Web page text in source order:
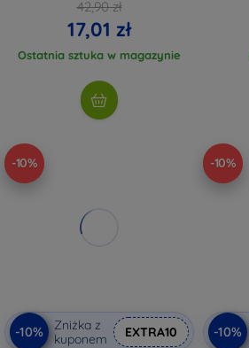
42,90 zł
17,01 zł
Ostatnia sztuka w magazynie
-10%
-10%
Zniżka z
kuponem
EXTRA10
-10%
-10%